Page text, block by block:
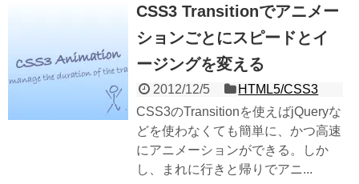
CSS3 Transitionでアニメー
ションごとにスピードとイ
ージングを変える
2012/12/5
HTML5/CSS3
CSS3のTransitionを使えばjQueryな
どを使わなくても簡単に、かつ高速
にアニメーションができる。しか
し、まれに行きと帰りでアニ...